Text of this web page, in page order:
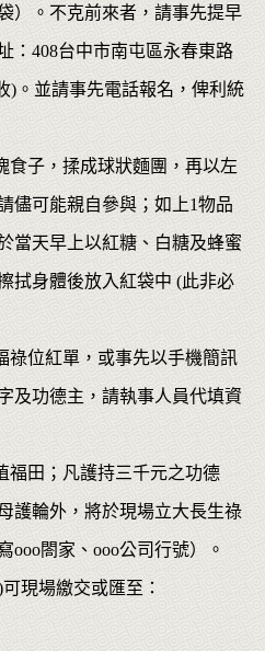
）。不克前來者，請事先提早
：408台中市南屯區永春東路
)。並請事先電話報名，俾利統
食子，揉成球狀麵團，再以左
儘可能親自參與；如上1物品
當天早上以紅糖、白糖及蜂蜜
拭身體後放入紅袋中 (此非必
祿位紅單，或事先以手機簡訊
及功德主，請執事人員代填資
福田；凡護持三千元之功德
護輪外，將於現場立大長生祿
ooo閤家、ooo公司行號）。
現場繳交或匯至：